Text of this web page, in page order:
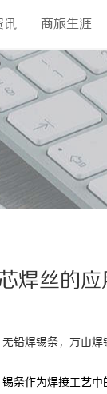
讯 商旅生涯
焊丝的
铅焊锡条，万山焊
条作为焊接工艺